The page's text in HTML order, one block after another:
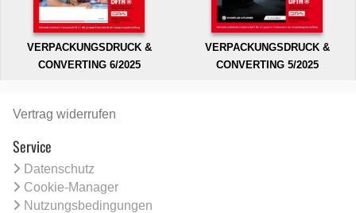
VERPACKUNGSDRUCK &
CONVERTING 6/2025
VERPACKUNGSDRUCK &
CONVERTING 5/2025
Vertrag widerrufen
Service
Datenschutz
Cookie-Manager
Nutzungsbedingungen